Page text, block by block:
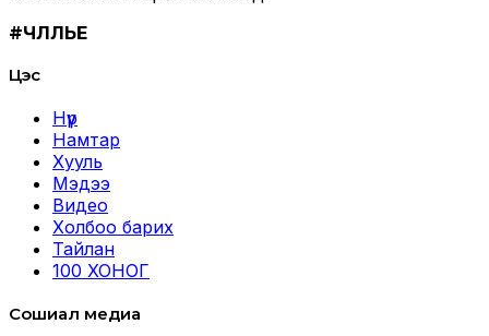
#ЧӨЛӨӨЛЬЕ
Цэс
Нүүр
Намтар
Хууль
Мэдээ
Видео
Холбоо барих
Тайлан
100 ХОНОГ
Сошиал медиа